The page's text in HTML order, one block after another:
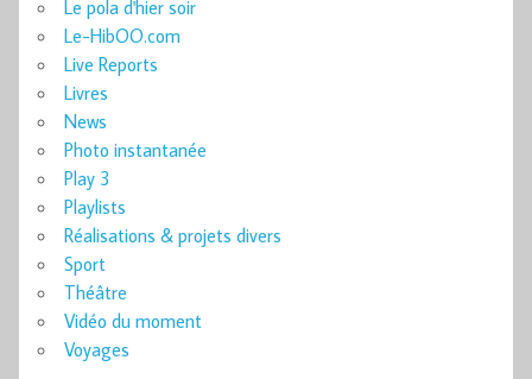
Le pola d'hier soir
Le-HibOO.com
Live Reports
Livres
News
Photo instantanée
Play 3
Playlists
Réalisations & projets divers
Sport
Théâtre
Vidéo du moment
Voyages